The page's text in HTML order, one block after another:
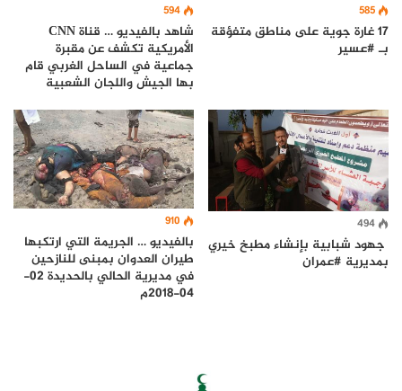
585
17 غارة جوية على مناطق متفؤقة
بـ #عسير
594
شاهد بالفيديو … قناة CNN
الأمريكية تكشف عن مقبرة
جماعية في الساحل الغربي قام
بها الجيش واللجان الشعبية
494
جهود شبابية بإنشاء مطبخ خيري
بمديرية #عمران
910
بالفيديو … الجريمة التي ارتكبها
طيران العدوان بمبنى للنازحين
في مديرية الحالي بالحديدة 02-
04-2018م